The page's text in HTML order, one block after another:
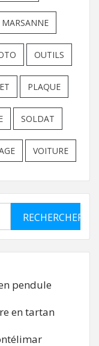
MARSANNE
OUTILS
PLAQUE
SOLDAT
VOITURE
pendule
en tartan